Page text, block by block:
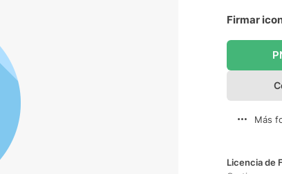
Firmar
Más
Licencia de